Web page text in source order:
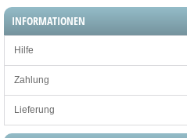
INFORMATIONEN
Hilfe
Zahlung
Lieferung